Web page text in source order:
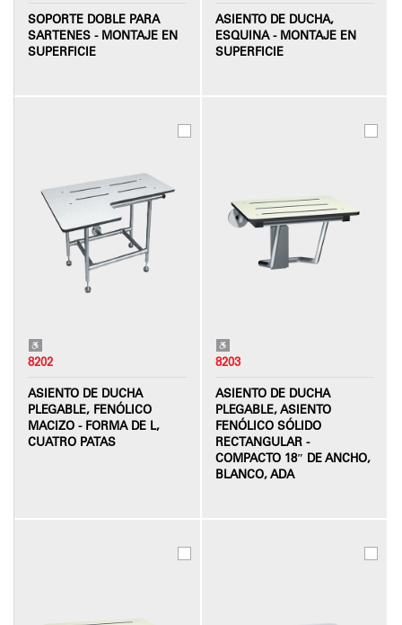
SOPORTE DOBLE PARA
SARTENES - MONTAJE EN
SUPERFICIE
ASIENTO DE DUCHA,
ESQUINA - MONTAJE EN
SUPERFICIE
8202
ASIENTO DE DUCHA
PLEGABLE, FENÓLICO
MACIZO - FORMA DE L,
CUATRO PATAS
8203
ASIENTO DE DUCHA
PLEGABLE, ASIENTO
FENÓLICO SÓLIDO
RECTANGULAR -
COMPACTO 18″ DE ANCHO,
BLANCO, ADA